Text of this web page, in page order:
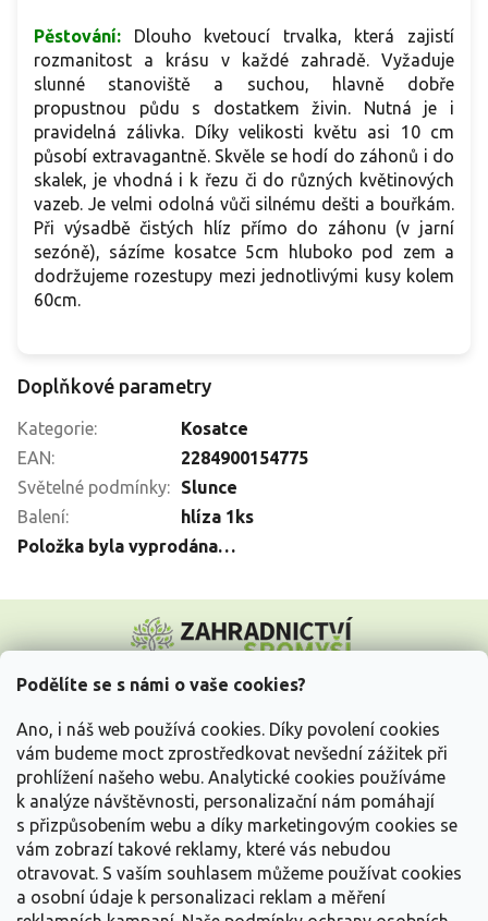
Podělíte se s námi o vaše cookies?
Ano, i náš web používá cookies. Díky povolení cookies
vám budeme moct zprostředkovat nevšední zážitek při
prohlížení našeho webu. Analytické cookies používáme
k analýze návštěvnosti, personalizační nám pomáhají
s přizpůsobením webu a díky marketingovým cookies se
vám zobrazí takové reklamy, které vás nebudou
otravovat. S vaším souhlasem můžeme používat cookies
a osobní údaje k personalizaci reklam a měření
Pěstování:
Dlouho kvetoucí trvalka, která zajistí
rozmanitost a krásu v každé zahradě. Vyžaduje
slunné stanoviště a suchou, hlavně dobře
propustnou půdu s dostatkem živin. Nutná je i
pravidelná zálivka. Díky velikosti květu asi 10 cm
působí extravagantně. Skvěle se hodí do záhonů i do
skalek, je vhodná i k řezu či do různých květinových
vazeb. Je velmi odolná vůči silnému dešti a bouřkám.
Při výsadbě čistých hlíz přímo do záhonu (v jarní
sezóně), sázíme kosatce 5cm hluboko pod zem a
dodržujeme rozestupy mezi jednotlivými kusy kolem
60cm.
Doplňkové parametry
Kategorie:
Kosatce
EAN:
2284900154775
Světelné podmínky:
Slunce
Balení:
hlíza 1ks
Položka byla vyprodána…
p
Vše o nákupu
Informace pro Vás
Kontakujte nás